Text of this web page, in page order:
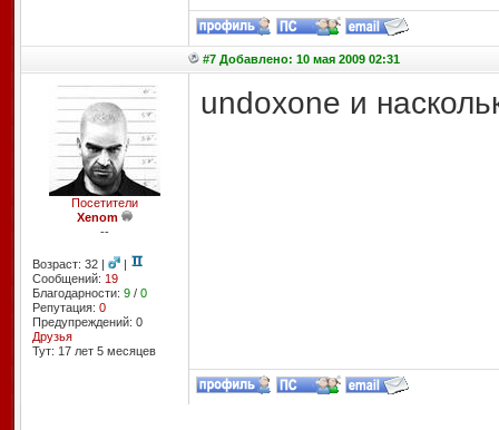
#7 Добавлено: 10 мая 2009 02:31
Посетители
Xenom
--
Возраст: 32 |
|
Сообщений: 19
Благодарности: 9/ 0
Репутация: 0
Предупреждений: 0
Друзья
Тут: 17 лет 5 месяцев
undoxone и